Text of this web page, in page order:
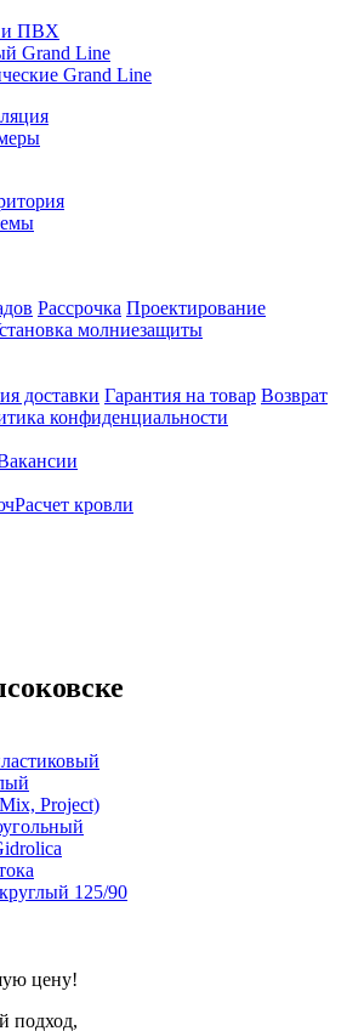
и ПВХ
Grand Line
Grand Line
Рассрочка Проектирование
молниезащиты
доставки Гарантия на товар Возврат
конфиденциальности
Расчет кровли
Project)
125/90
цену!
подход,